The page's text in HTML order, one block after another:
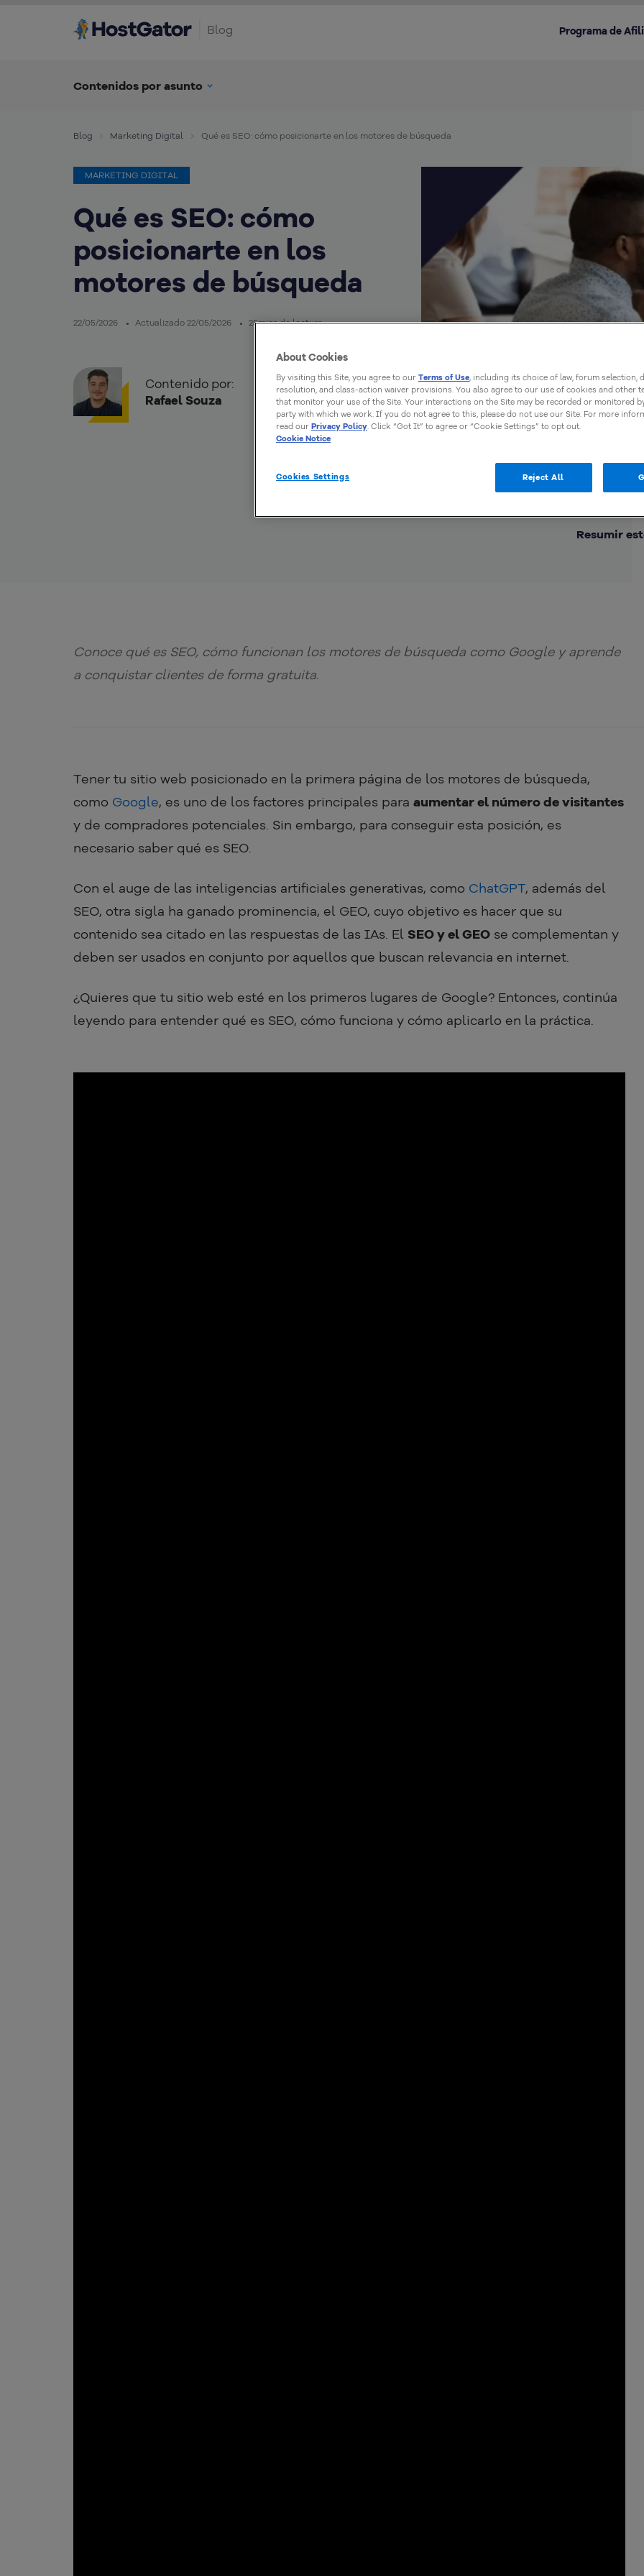
Blog Programa de
Contenidos por asunto
Blog Marketing Digital Qué es SEO: cómo posicionarte en los motores de búsqueda
MARKETING DIGITAL
Qué es SEO: cómo
posicionarte en los
motores de búsqueda
22/05/2026 Actualizado 22/05/2026 25mins de lectura
Contenido por:
Rafael Souza
Resumir
Conoce qué es SEO, cómo funcionan los motores de búsqueda como Google y aprende
a conquistar clientes de forma gratuita.
Tener tu sitio web posicionado en la primera página de los motores de búsqueda,
como Google, es uno de los factores principales para aumentar el número de visitantes
y de compradores potenciales. Sin embargo, para conseguir esta posición, es
necesario saber qué es SEO.
Con el auge de las inteligencias artificiales generativas, como ChatGPT, además del
SEO, otra sigla ha ganado prominencia, el GEO, cuyo objetivo es hacer que su
contenido sea citado en las respuestas de las IAs. El SEO y el GEO se complementan y
deben ser usados en conjunto por aquellos que buscan relevancia en internet.
¿Quieres que tu sitio web esté en los primeros lugares de Google? Entonces, continúa
leyendo para entender qué es SEO, cómo funciona y cómo aplicarlo en la práctica.
About Cookies
By visiting this Site, you agree to our Terms of Use, including its choice of law, forum selection,
resolution, and class-action waiver provisions. You also agree to our use of cookies and other
that monitor your use of the Site. Your interactions on the Site may be recorded or monitored
party with which we work. If you do not agree to this, please do not use our Site. For more
read our Privacy Policy. Click “Got It” to agree or “Cookie Settings” to opt out.
Cookie Notice
Cookies Settings Reject All